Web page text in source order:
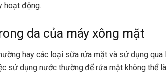
hoạt động.
da của máy xông mặt
hay các loại sữa rửa mặt và sử dụng qua
sử dụng nước thường để rửa mặt không thể